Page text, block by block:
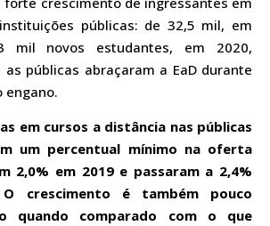
públicas: de 32,5 mil, em
mil novos estudantes, em 2020,
públicas abraçaram a EaD durante
engano.
em cursos a distância nas públicas
um percentual mínimo na oferta
2,0% em 2019 e passaram a 2,4%
crescimento é também pouco
quando comparado com o que